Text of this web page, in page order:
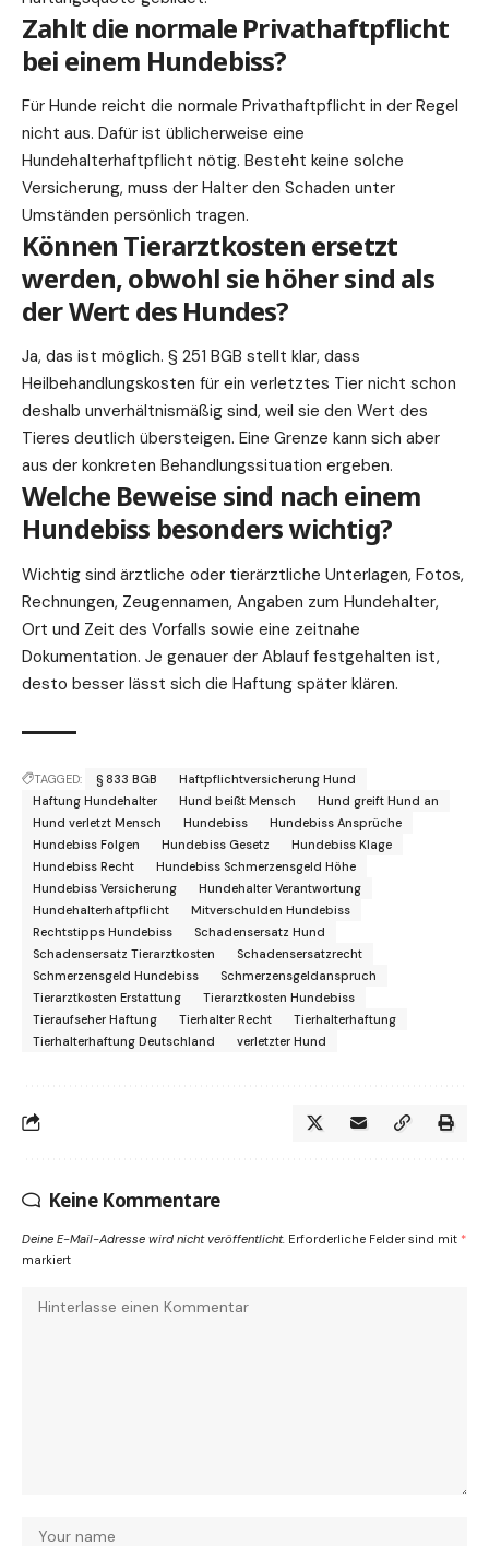
Zahlt die normale Privathaftpflicht
bei einem Hundebiss?
Für Hunde reicht die normale Privathaftpflicht in der Regel
nicht aus. Dafür ist üblicherweise eine
Hundehalterhaftpflicht nötig. Besteht keine solche
Versicherung, muss der Halter den Schaden unter
Umständen persönlich tragen.
Können Tierarztkosten ersetzt
werden, obwohl sie höher sind als
der Wert des Hundes?
Ja, das ist möglich. § 251 BGB stellt klar, dass
Heilbehandlungskosten für ein verletztes Tier nicht schon
deshalb unverhältnismäßig sind, weil sie den Wert des
Tieres deutlich übersteigen. Eine Grenze kann sich aber
aus der konkreten Behandlungssituation ergeben.
Welche Beweise sind nach einem
Hundebiss besonders wichtig?
Wichtig sind ärztliche oder tierärztliche Unterlagen, Fotos,
Rechnungen, Zeugennamen, Angaben zum Hundehalter,
Ort und Zeit des Vorfalls sowie eine zeitnahe
Dokumentation. Je genauer der Ablauf festgehalten ist,
desto besser lässt sich die Haftung später klären.
TAGGED: § 833 BGB
Haftpflichtversicherung Hund
Haftung Hundehalter
Hund beißt Mensch
Hund greift Hund an
Hund verletzt Mensch
Hundebiss
Hundebiss Ansprüche
Hundebiss Folgen
Hundebiss Gesetz
Hundebiss Klage
Hundebiss Recht
Hundebiss Schmerzensgeld Höhe
Hundebiss Versicherung
Hundehalter Verantwortung
Hundehalterhaftpflicht
Mitverschulden Hundebiss
Rechtstipps Hundebiss
Schadensersatz Hund
Schadensersatz Tierarztkosten
Schadensersatzrecht
Schmerzensgeld Hundebiss
Schmerzensgeldanspruch
Tierarztkosten Erstattung
Tierarztkosten Hundebiss
Tieraufseher Haftung
Tierhalter Recht
Tierhalterhaftung
Tierhalterhaftung Deutschland
verletzter Hund
Keine Kommentare
Deine E-Mail-Adresse wird nicht veröffentlicht. Erforderliche Felder sind mit *
markiert